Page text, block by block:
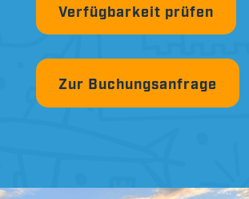
Verfügbarkeit prüfen
Zur Buchungsanfrage